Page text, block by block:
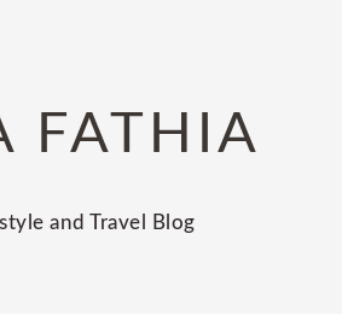
FATHIA
and Travel Blog